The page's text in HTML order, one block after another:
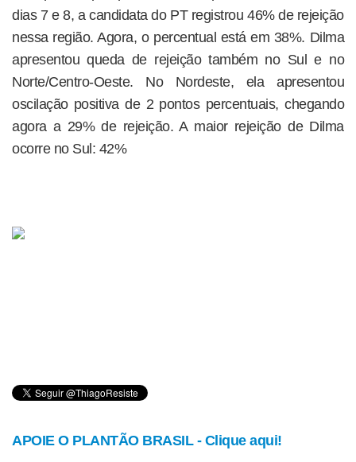
dias 7 e 8, a candidata do PT registrou 46% de rejeição
nessa região. Agora, o percentual está em 38%. Dilma
apresentou queda de rejeição também no Sul e no
Norte/Centro-Oeste. No Nordeste, ela apresentou
oscilação positiva de 2 pontos percentuais, chegando
agora a 29% de rejeição. A maior rejeição de Dilma
ocorre no Sul: 42%
APOIE O PLANTÃO BRASIL - Clique aqui!